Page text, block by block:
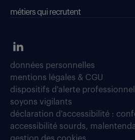
métiers qui recrutent
données personnelles
mentions légales & CGU
dispositifs d'alerte
soyons vigilants
déclaration d'accessibilité :
accessibilité sourds,